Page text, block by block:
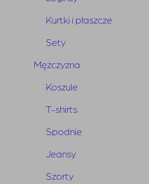
Kurtki i płaszcze
Sety
Mężczyzna
Koszule
T-shirts
Spodnie
Jeansy
Szorty